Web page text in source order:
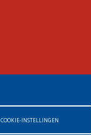
COOKIE-INSTELLINGEN